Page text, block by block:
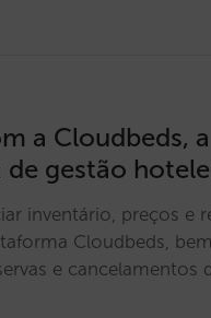
a Cloudbeds, a
gestão
inventário, preços e
Cloudbeds,
e cancelamentos